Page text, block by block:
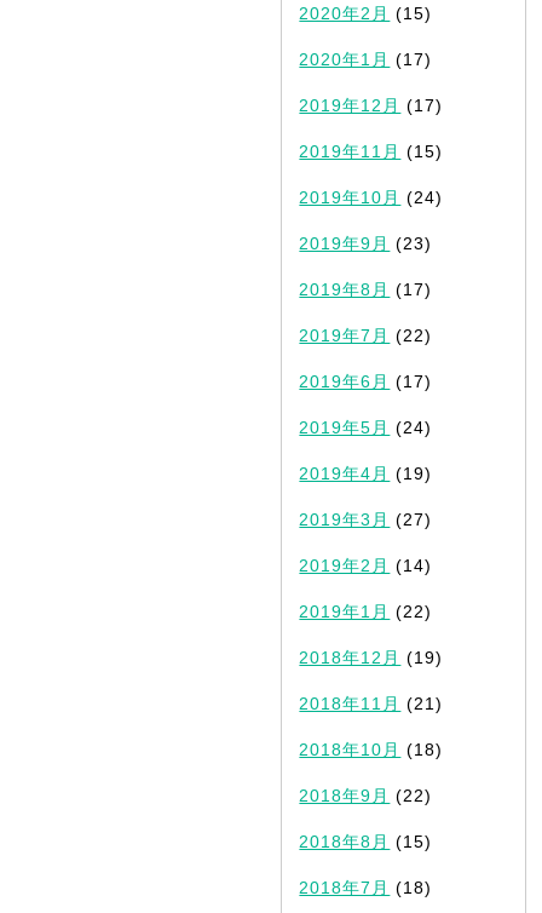
2020年2月 (15)
2020年1月 (17)
2019年12月 (17)
2019年11月 (15)
2019年10月 (24)
2019年9月 (23)
2019年8月 (17)
2019年7月 (22)
2019年6月 (17)
2019年5月 (24)
2019年4月 (19)
2019年3月 (27)
2019年2月 (14)
2019年1月 (22)
2018年12月 (19)
2018年11月 (21)
2018年10月 (18)
2018年9月 (22)
2018年8月 (15)
2018年7月 (18)